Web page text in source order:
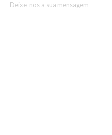
Deixe-nos a sua mensagem